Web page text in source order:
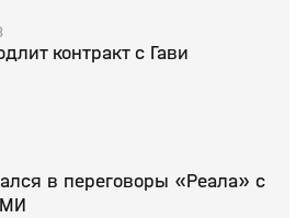
контракт с Гави
в переговоры «Реала» с